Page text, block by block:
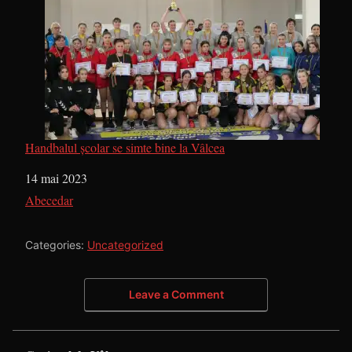
Handbalul școlar se simte bine la Vâlcea
Dată
14 mai 2023
În legătură cu
Abecedar
Categories: Uncategorized
Leave a Comment